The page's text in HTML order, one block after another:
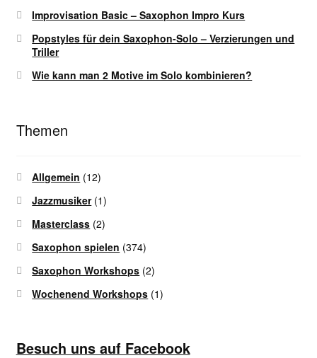
Improvisation Basic – Saxophon Impro Kurs
Popstyles für dein Saxophon-Solo – Verzierungen und
Triller
Wie kann man 2 Motive im Solo kombinieren?
Themen
Allgemein (12)
Jazzmusiker(1)
Masterclass (2)
Saxophon spielen (374)
Saxophon Workshops (2)
Wochenend Workshops (1)
Besuch uns auf Facebook